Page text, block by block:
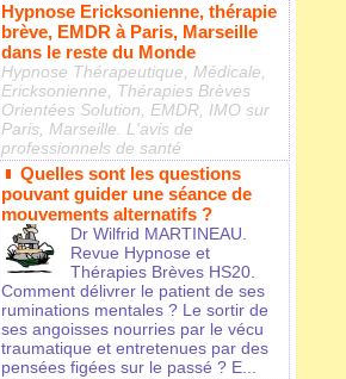
Hypnose Ericksonienne, thérapie
brève, EMDR à Paris, Marseille
dans le reste du Monde
Hypnose Thérapeutique, Médicale,
Ericksonienne, Thérapies Brèves
Orientées Solution, EMDR, IMO sur
Paris, Marseille. L'avis de
professionnels de santé
Quelles sont les questions
pouvant guider une séance de
mouvements alternatifs ?
Dr Wilfrid MARTINEAU.
Revue Hypnose et
Thérapies Brèves HS20.
Comment délivrer le patient de ses
ruminations mentales ? Le sortir de
ses angoisses nourries par le vécu
traumatique et entretenues par des
pensées figées sur le passé ? E...